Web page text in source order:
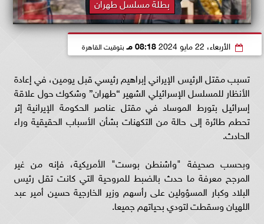
الأربعاء، 22 مايو 2024 08:18 مـ بتوقيت القاهرة
تسبب مقتل الرئيس الإيراني إبراهيم رئيسي قبل يومين، في إعادة
الأنظار للمسلسل الإسرائيلي الشهير “طهران” وشكوك حول علاقة
إسرائيل بتورط الموساد في مقتل عناصر الحكومة الإيرانية إثر
تحطم طائرة إلى حالة من التكهنات بشأن الأسباب الحقيقية وراء
الحادث.
وبحسب صحيفة "واشنطن بوست" الأمريكية، فإنه من غير
المرجح معرفة ما حدث بالضبط للمروحية التي كانت تقل رئيس
البلاد وكبار المسؤولين على رأسهم وزير الخارجية حسين أمير عبد
اللهيان وسقطت لتودي بحياتهم جميعا.